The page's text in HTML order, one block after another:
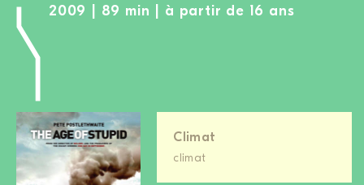
2009 | 89 min | à partir de 16 ans
Climat
climat